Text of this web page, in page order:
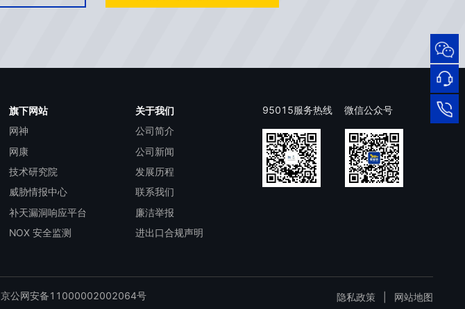
95015
网络
安全
服务
热线
在线
旗下网站
网神
网康
技术研究院
威胁情报中心
补天漏洞响应平台
NOX 安全监测
关于我们
公司简介
公司新闻
发展历程
联系我们
廉洁举报
进出口合规声明
95015服务热线 微信公众号
京公网安备11000002002064号 隐私政策 网站地图